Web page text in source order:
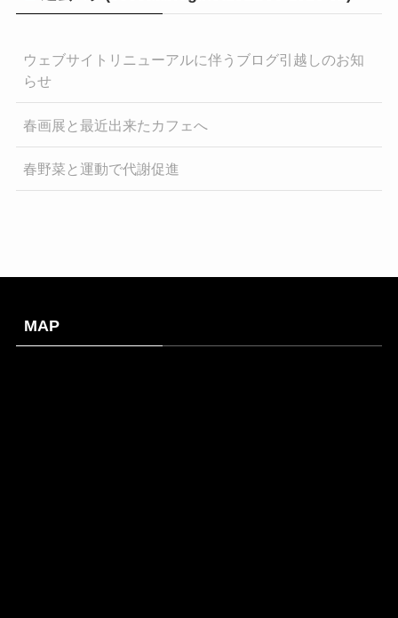
ウェブサイトリニューアルに伴うブログ引越しのお知
らせ
春画展と最近出来たカフェへ
春野菜と運動で代謝促進
MAP